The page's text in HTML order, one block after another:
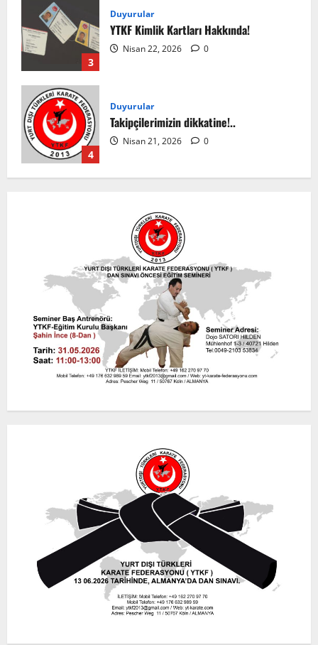
3
Duyurular
YTKF Kimlik Kartları Hakkında!
Nisan 22, 2026 0
4
Duyurular
Takipçilerimizin dikkatine!..
Nisan 21, 2026 0